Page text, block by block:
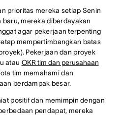
prioritas mereka setiap Senin
baru, mereka diberdayakan
agar pekerjaan terpenting
mempertimbangkan batas
Pekerjaan dan proyek
atau OKR tim dan perusahaan
tim memahami dan
berdampak besar.
positif dan memimpin dengan
pendapat, mereka